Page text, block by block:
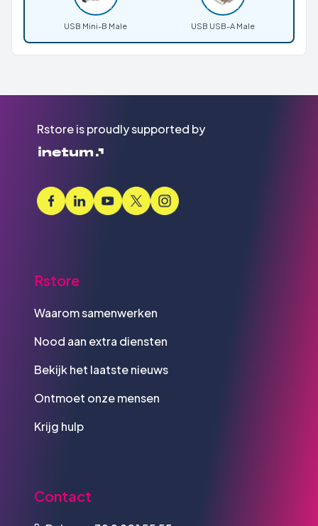
USB Mini-B Male USB USB-A Male
Rstore is proudly supported by
Rstore
Waarom samenwerken
Nood aan extra diensten
Bekijk het laatste nieuws
Ontmoet onze mensen
Krijg hulp
Contact